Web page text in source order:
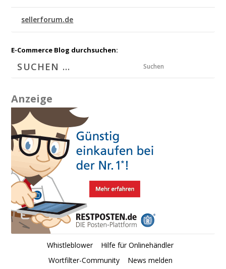
sellerforum.de
E-Commerce Blog durchsuchen:
Suchen
Anzeige
Whistleblower
Hilfe für Onlinehändler
Wortfilter-Community
News melden